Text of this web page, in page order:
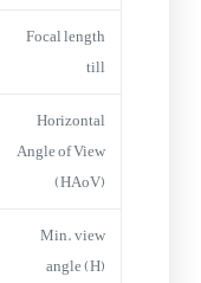
Focal length
till
Horizontal
Angle of View
(HAoV)
Min. view
angle (H)